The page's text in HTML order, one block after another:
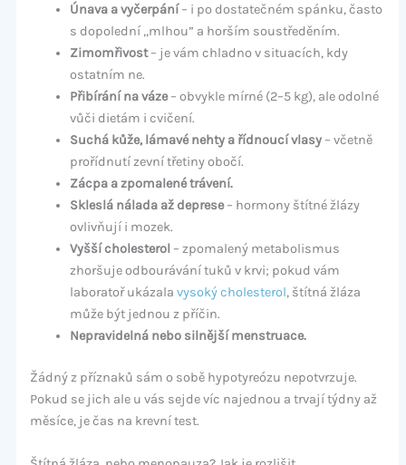
Únava a vyčerpání– i po dostatečném spánku, často
s dopolední „mlhou” a horším soustředěním.
Zimomřivost– je vám chladno v situacích, kdy
ostatním ne.
Přibírání na váze– obvykle mírné (2–5 kg), ale odolné
vůči dietám i cvičení.
Suchá kůže, lámavé nehty a řídnoucí vlasy– včetně
prořídnutí zevní třetiny obočí.
Zácpa a zpomalené trávení.
Skleslá nálada až deprese– hormony štítné žlázy
ovlivňují i mozek.
Vyšší cholesterol – zpomalený metabolismus
zhoršuje odbourávání tuků v krvi; pokud vám
laboratoř ukázala vysoký cholesterol, štítná žláza
může být jednou z příčin.
Nepravidelná nebo silnější menstruace.
Žádný z příznaků sám o sobě hypotyreózu nepotvrzuje.
Pokud se jich ale u vás sejde víc najednou a trvají týdny až
měsíce, je čas na krevní test.